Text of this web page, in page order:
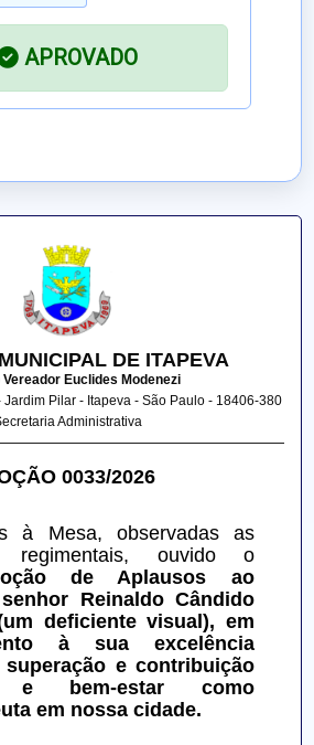
APROVADO
DE ITAPEVA
Vereador Euclides Modenezi
Pilar - Itapeva - São Paulo - 18406-380
Administrativa
0033/2026
à Mesa, observadas as
regimentais, ouvido o
de Aplausos ao
Reinaldo Cândido
deficiente visual), em
à sua excelência
e contribuição
bem-estar como
em nossa cidade.